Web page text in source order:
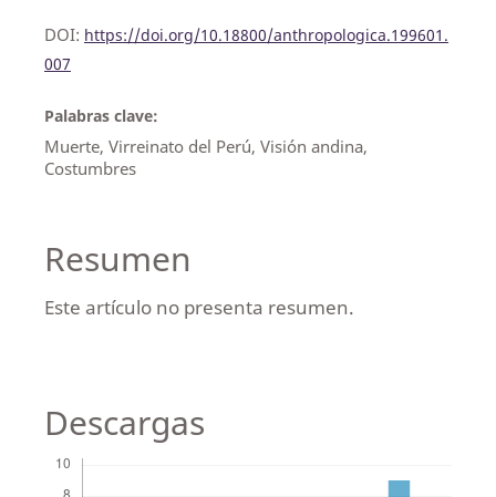
DOI: https://doi.org/10.18800/anthropologica.199601.
007
Palabras clave:
Muerte, Virreinato del Perú, Visión andina,
Costumbres
Resumen
Este artículo no presenta resumen.
Descargas